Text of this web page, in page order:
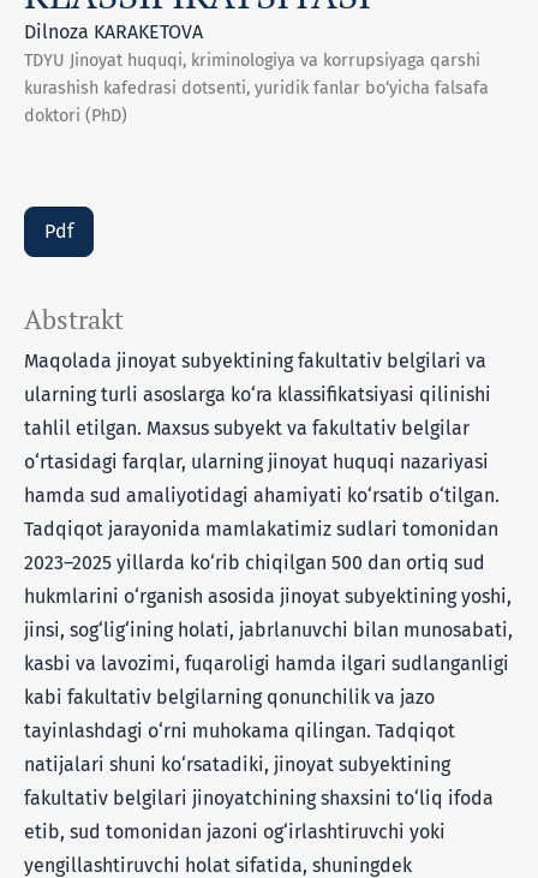
Dilnoza KARAKETOVA
TDYU Jinoyat huquqi, kriminologiya va korrupsiyaga qarshi
kurashish kafedrasi dotsenti, yuridik fanlar bo‘yicha falsafa
doktori (PhD)
Pdf
Abstrakt
Maqolada jinoyat subyektining fakultativ belgilari va
ularning turli asoslarga ko‘ra klassifikatsiyasi qilinishi
tahlil etilgan. Maxsus subyekt va fakultativ belgilar
o‘rtasidagi farqlar, ularning jinoyat huquqi nazariyasi
hamda sud amaliyotidagi ahamiyati ko‘rsatib o‘tilgan.
Tadqiqot jarayonida mamlakatimiz sudlari tomonidan
2023–2025 yillarda ko‘rib chiqilgan 500 dan ortiq sud
hukmlarini o‘rganish asosida jinoyat subyektining yoshi,
jinsi, sog‘lig‘ining holati, jabrlanuvchi bilan munosabati,
kasbi va lavozimi, fuqaroligi hamda ilgari sudlanganligi
kabi fakultativ belgilarning qonunchilik va jazo
tayinlashdagi o‘rni muhokama qilingan. Tadqiqot
natijalari shuni ko‘rsatadiki, jinoyat subyektining
fakultativ belgilari jinoyatchining shaxsini to‘liq ifoda
etib, sud tomonidan jazoni og‘irlashtiruvchi yoki
yengillashtiruvchi holat sifatida, shuningdek